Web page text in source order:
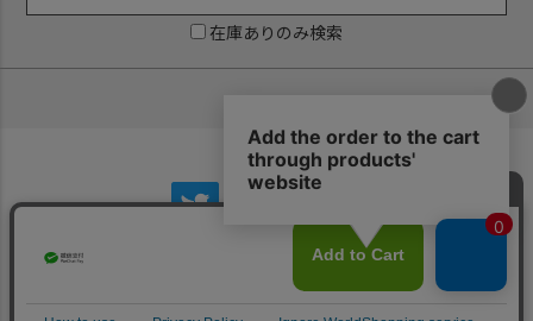
在庫ありのみ検索
Copyright (C) PredatorRat All Rights Reserved.